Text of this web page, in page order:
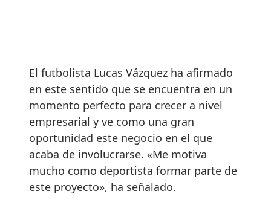
El futbolista Lucas Vázquez ha afirmado
en este sentido que se encuentra en un
momento perfecto para crecer a nivel
empresarial y ve como una gran
oportunidad este negocio en el que
acaba de involucrarse. «Me motiva
mucho como deportista formar parte de
este proyecto», ha señalado.